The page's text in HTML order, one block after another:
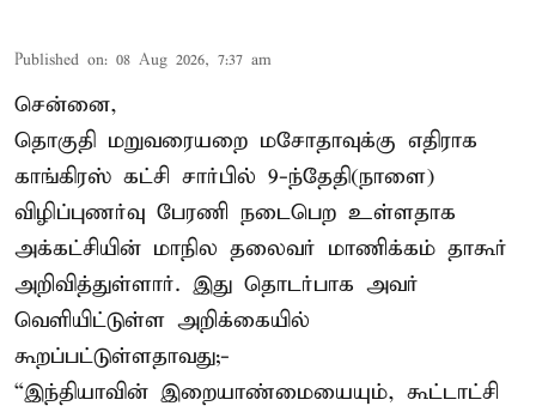
Published on: 08 Aug 2026, 7:37 am
சென்னை,
தொகுதி மறுவரையறை மசோதாவுக்கு எதிராக
காங்கிரஸ் கட்சி சார்பில் 9-ந்தேதி(நாளை)
விழிப்புணர்வு பேரணி நடைபெற உள்ளதாக
அக்கட்சியின் மாநில தலைவர் மாணிக்கம் தாகூர்
அறிவித்துள்ளார். இது தொடர்பாக அவர்
வெளியிட்டுள்ள அறிக்கையில்
கூறப்பட்டுள்ளதாவது;-
“இந்தியாவின் இறையாண்மையையும், கூட்டாட்சி